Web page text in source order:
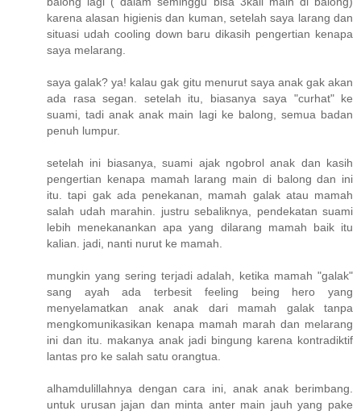
karena alasan higienis dan kuman, setelah saya larang dan
situasi udah cooling down baru dikasih pengertian kenapa
saya melarang.
saya galak? ya! kalau gak gitu menurut saya anak gak akan
ada rasa segan. setelah itu, biasanya saya "curhat" ke
suami, tadi anak anak main lagi ke balong, semua badan
penuh lumpur.
setelah ini biasanya, suami ajak ngobrol anak dan kasih
pengertian kenapa mamah larang main di balong dan ini
itu. tapi gak ada penekanan, mamah galak atau mamah
salah udah marahin. justru sebaliknya, pendekatan suami
lebih menekanankan apa yang dilarang mamah baik itu
kalian. jadi, nanti nurut ke mamah.
mungkin yang sering terjadi adalah, ketika mamah "galak"
sang ayah ada terbesit feeling being hero yang
menyelamatkan anak anak dari mamah galak tanpa
mengkomunikasikan kenapa mamah marah dan melarang
ini dan itu. makanya anak jadi bingung karena kontradiktif
lantas pro ke salah satu orangtua.
alhamdulillahnya dengan cara ini, anak anak berimbang.
untuk urusan jajan dan minta anter main jauh yang pake